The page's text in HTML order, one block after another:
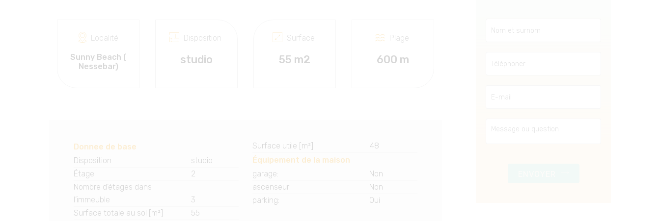
Localité
Sunny Beach (
Nessebar)
Disposition
studio
Surface
55 m2
Plage
600 m
Donnee de base
Disposition
studio
Étage
2
Nombre d’étages dans
l’immeuble
3
Surface totale au sol [m²]
55
Surface utile [m²]
48
Équipement de la maison
garage:
Non
ascenseur:
Non
parking: Oui